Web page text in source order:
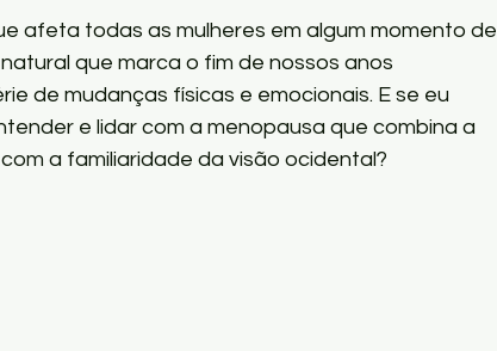
afeta todas as mulheres em algum momento de
que marca o fim de nossos anos
de mudanças físicas e emocionais. E se eu
e lidar com a menopausa que combina a
a familiaridade da visão ocidental?